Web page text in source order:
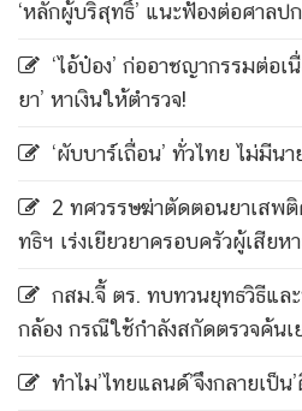
‘หลักผู้บริสุทธิ์’ แนะฟ้องต่อศาลป
‘ไอ้ป๋อง’ ก่ออาชญากรรมต่อเ
ยา’ หาเงินให้ตำรวจ!
‘ผับบาร์เถื่อน’ ทั่วไทย ไม่มีน
2 ทศวรรษฆ่าตัดตอนยาเสพติ
ทธิฯ เร่งเยียวยาครอบครัวผู้เสีย
กสม.จี้ ตร. ทบทวนยุทธวิธีแล
กล้อง กรณีใช้กำลังสกัดตรวจค้นเ
ทำไม’ไทยแลนด์’จึงกลายเป็